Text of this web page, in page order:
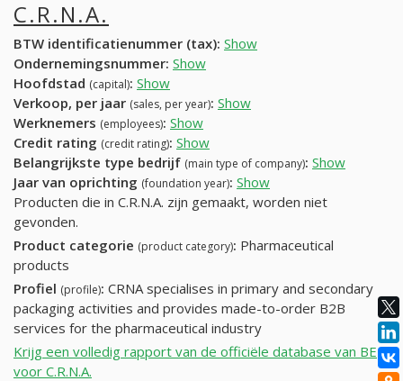
C.R.N.A.
BTW identificatienummer (tax): Show
Ondernemingsnummer: Show
Hoofdstad (capital): Show
Verkoop, per jaar (sales, per year): Show
Werknemers (employees): Show
Credit rating (credit rating): Show
Belangrijkste type bedrijf (main type of company): Show
Jaar van oprichting (foundation year): Show
Producten die in C.R.N.A. zijn gemaakt, worden niet
gevonden.
Product categorie (product category): Pharmaceutical
products
Profiel (profile): CRNA specialises in primary and secondary
packaging activities and provides made-to-order B2B
services for the pharmaceutical industry
Krijg een volledig rapport van de officiële database van BE
voor C.R.N.A.